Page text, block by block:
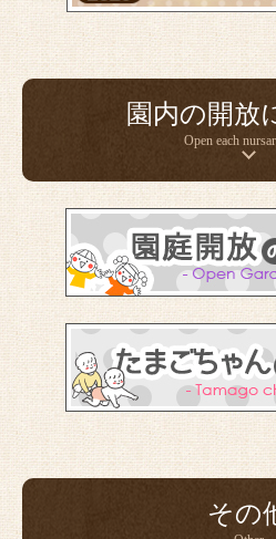
園内の開放
Open each
その